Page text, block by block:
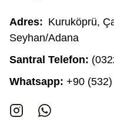
Adres: Kuruköprü,
Seyhan/Adana
Santral Telefon:
Whatsapp: +90